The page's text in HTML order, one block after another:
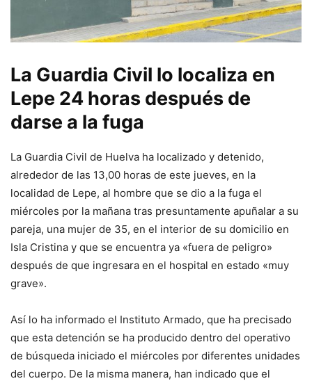
La Guardia Civil lo localiza en
Lepe 24 horas después de
darse a la fuga
La Guardia Civil de Huelva ha localizado y detenido,
alrededor de las 13,00 horas de este jueves, en la
localidad de Lepe, al hombre que se dio a la fuga el
miércoles por la mañana tras presuntamente apuñalar a su
pareja, una mujer de 35, en el interior de su domicilio en
Isla Cristina y que se encuentra ya «fuera de peligro»
después de que ingresara en el hospital en estado «muy
grave».
Así lo ha informado el Instituto Armado, que ha precisado
que esta detención se ha producido dentro del operativo
de búsqueda iniciado el miércoles por diferentes unidades
del cuerpo. De la misma manera, han indicado que el